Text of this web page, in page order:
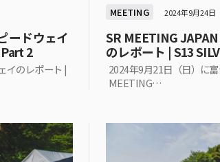
ードウェイ
2
イのレポート |
MEETING 2024年9月24日
SR MEETING
のレポート | S13
2024年9月21日（日）に
MEETING…